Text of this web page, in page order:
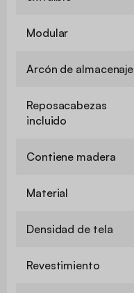
Modular
Arcón de almacenaje
Reposacabezas
incluido
Contiene madera
Material
Densidad de tela
Revestimiento